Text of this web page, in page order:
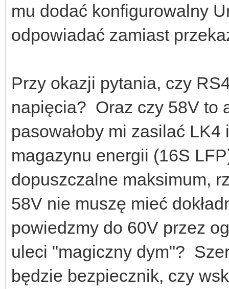
mu dodać konfigurowalny
odpowiadać zamiast
Przy okazji pytania, czy
napięcia? Oraz czy 58V to
pasowałoby mi zasilać
magazynu energii (16S
dopuszczalne maksimum,
58V nie muszę mieć
powiedzmy do 60V przez
uleci "magiczny dym"?
będzie bezpiecznik, czy